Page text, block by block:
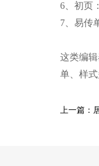
6、初页：
7、易传
这类编
单、样
上一篇：